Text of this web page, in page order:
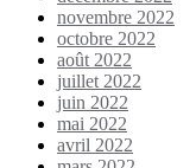
novembre 2022
octobre 2022
août 2022
juillet 2022
juin 2022
mai 2022
avril 2022